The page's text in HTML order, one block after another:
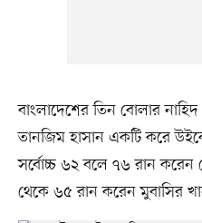
বাংলাদেশের তিন বোলার
তানজিম হাসান একটি করে
সর্বোচ্চ ৬২ বলে ৭৬ রান করেন
থেকে ৬৫ রান করেন মুবাসির